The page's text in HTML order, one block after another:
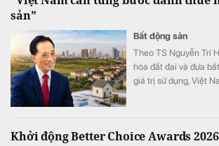
sản”
Bất động sản
Theo TS Nguyễn Trí
hóa đất đai và đưa
giá trị sử dụng, Việt
Khởi động Better Choice Awards